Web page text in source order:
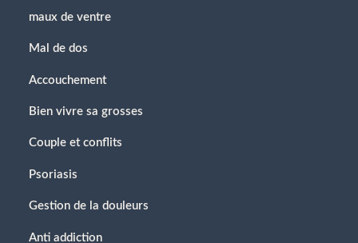
maux de ventre
Mal de dos
Accouchement
Bien vivre sa grosses
Couple et conflits
Psoriasis
Gestion de la douleurs
Anti addiction